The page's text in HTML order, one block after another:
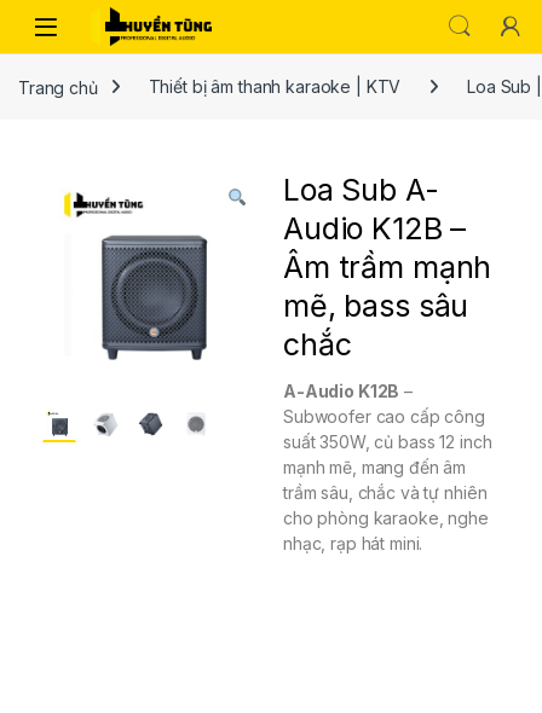
Trang chủ Thiết bị âm thanh karaoke | KTV Loa Sub
Loa Sub A-
Audio K12B –
Âm trầm mạnh
mẽ, bass sâu
chắc
A-Audio K12B –
Subwoofer cao cấp công
suất 350W, củ bass 12 inch
mạnh mẽ, mang đến âm
trầm sâu, chắc và tự nhiên
cho phòng karaoke, nghe
nhạc, rạp hát mini.